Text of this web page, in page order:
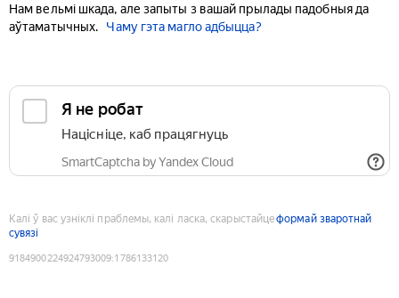
Нам вельмі шкада, але запыты з вашай прылады падобныя да
аўтаматычных.
Чаму гэта магло адбыцца?
Я не робат
Націсніце, каб працягнуць
SmartCaptcha by Yandex Cloud
Калі ў вас узніклі праблемы, калі ласка, скарыстайцеформай зваротнай
сувязі
9184900224924793009:1786133120